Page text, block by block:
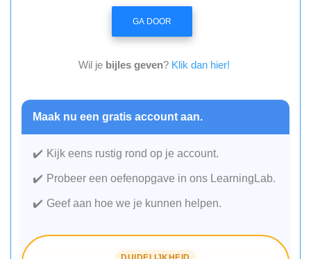
GA DOOR
Wil je bijles geven? Klik dan hier!
Maak nu een gratis account aan.
Kijk eens rustig rond op je account.
Probeer een oefenopgave in ons LearningLab.
Geef aan hoe we je kunnen helpen.